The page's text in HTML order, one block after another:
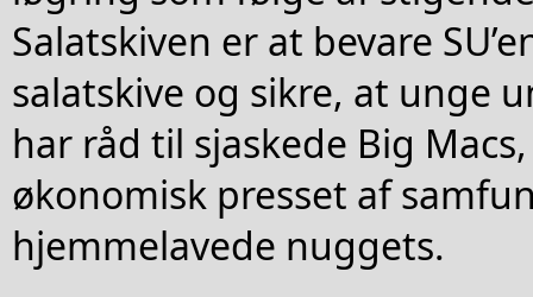
Salatskiven er at bevare
salatskive og sikre, at unge
har råd til sjaskede Big
økonomisk presset af
hjemmelavede nuggets.